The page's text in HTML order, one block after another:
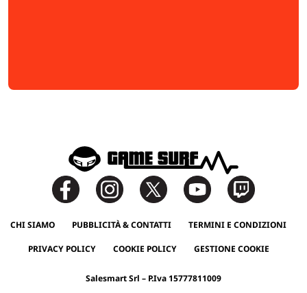
CHI SIAMO PUBBLICITÀ & CONTATTI TERMINI E CONDIZIONI
PRIVACY POLICY COOKIE POLICY GESTIONE COOKIE
Salesmart Srl – P.Iva 15777811009